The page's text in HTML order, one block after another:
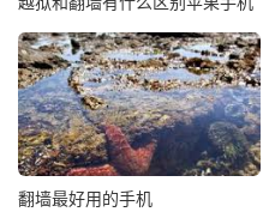
翻墙最好用的手机